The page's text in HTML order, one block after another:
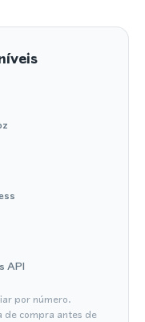
API
por número.
de compra antes de